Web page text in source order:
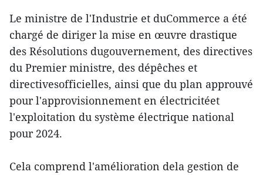
Le ministre de l'Industrie et duCommerce a été
chargé de diriger la mise en œuvre drastique
des Résolutions dugouvernement, des directives
du Premier ministre, des dépêches et
directivesofficielles, ainsi que du plan approuvé
pour l'approvisionnement en électricitéet
l'exploitation du système électrique national
pour 2024.
Cela comprend l'amélioration dela gestion de